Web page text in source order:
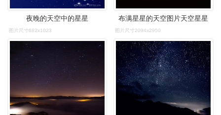
夜晚的天空中的星星
图片尺寸682x1023
布满星星的天空图片天空星星
图片尺寸2094x2950